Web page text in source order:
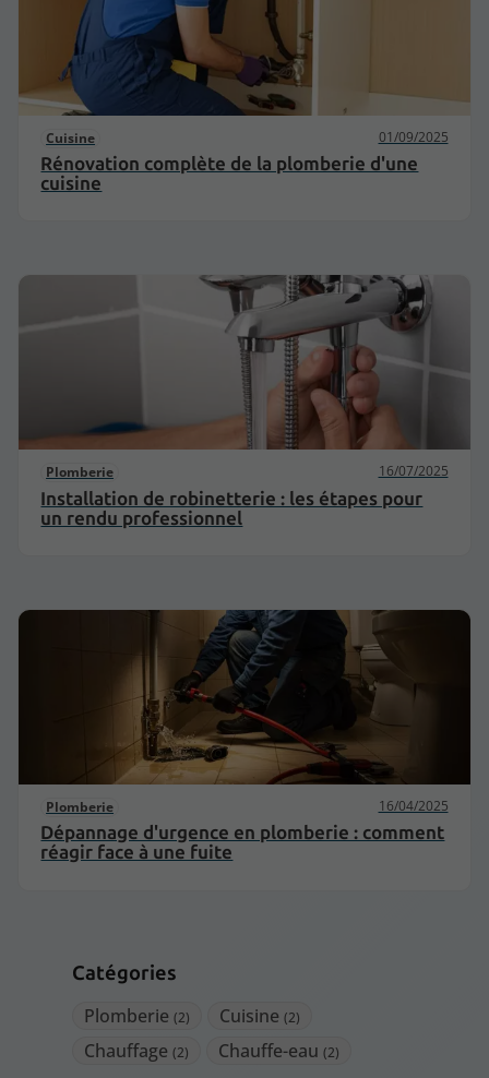
Catégories
Plomberie (2) Cuisine(2)
Chauffage (2) Chauffe-eau(2)
Cuisine 01/09/2025
Rénovation complète de la plomberie d'une
cuisine
Plomberie 16/07/2025
Installation de robinetterie : les étapes pour
un rendu professionnel
Plomberie 16/04/2025
Dépannage d'urgence en plomberie : comment
réagir face à une fuite